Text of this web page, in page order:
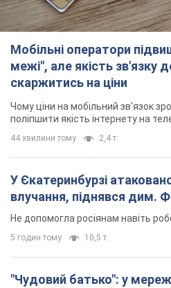
Мобільні оператори
межі", але якість зв'язку
скаржитись на ціни
Чому ціни на мобільний зв'язок
поліпшити якість інтернету на
44 хвилини тому 2,4 т.
У Єкатеринбурзі
влучання, піднявся дим.
Не допомогла росіянам навіть
5 годин тому 10,5 т.
"Чудовий батько": у